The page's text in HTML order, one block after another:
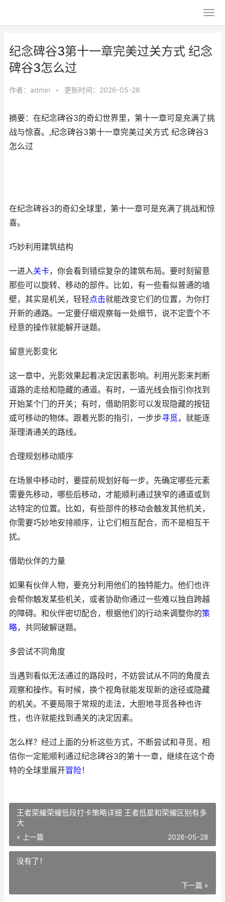
纪念碑谷3第十一章完美过关方式 纪念
碑谷3怎么过
作者： admin • 更新时间：2026-05-28
摘要：在纪念碑谷3的奇幻世界里，第十一章可是充满了挑
战与惊喜。,纪念碑谷3第十一章完美过关方式 纪念碑谷3
怎么过
在纪念碑谷3的奇幻全球里，第十一章可是充满了挑战和惊
喜。
巧妙利用建筑结构
一进入关卡，你会看到错综复杂的建筑布局。要时刻留意
那些可以旋转、移动的部件。比如，有一些看似普通的墙
壁，其实是机关，轻轻点击就能改变它们的位置，为你打
开新的通路。一定要仔细观察每一处细节，说不定壹个不
经意的操作就能解开谜题。
留意光影变化
这一章中，光影效果起着决定因素影响。利用光影来判断
道路的走给和隐藏的通道。有时，一道光线会指引你找到
开始某个门的开关；有时，借助阴影可以发现隐藏的按钮
或可移动的物体。跟着光影的指引，一步步寻觅，就能逐
渐理清通关的路线。
合理规划移动顺序
在场景中移动时，要提前规划好每一步。先确定哪些元素
需要先移动，哪些后移动，才能顺利通过狭窄的通道或到
达特定的位置。比如，有些部件的移动会触发其他机关，
你需要巧妙地安排顺序，让它们相互配合，而不是相互干
扰。
借助伙伴的力量
如果有伙伴人物，要充分利用他们的独特能力。他们也许
会帮你触发某些机关，或者协助你通过一些难以独自跨越
的障碍。和伙伴密切配合，根据他们的行动来调整你的策
略，共同破解谜题。
多尝试不同角度
当遇到看似无法通过的路段时，不妨尝试从不同的角度去
观察和操作。有时候，换个视角就能发现新的途径或隐藏
的机关。不要局限于常规的走法，大胆地寻觅各种也许
性，也许就能找到通关的决定因素。
怎么样？经过上面的分析这些方式，不断尝试和寻觅，相
信你一定能顺利通过纪念碑谷3的第十一章，继续在这个奇
特的全球里展开冒险！
王者荣耀荣耀低段打卡策略详细 王者低星和荣耀区别有多
大
« 上一篇 2026-05-28
没有了！
下一篇 »